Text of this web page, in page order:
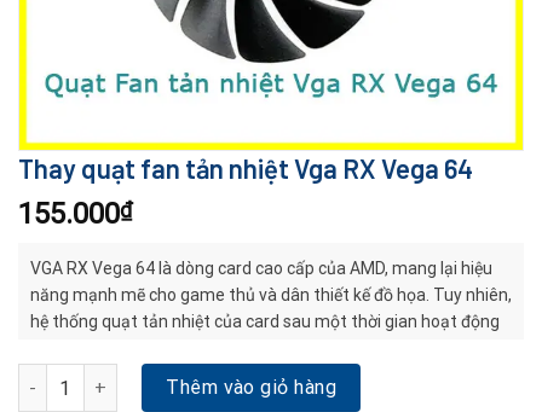
Thay quạt fan tản nhiệt Vga RX Vega 64
155.000₫
VGA RX Vega 64 là dòng card cao cấp của AMD, mang lại hiệu
năng mạnh mẽ cho game thủ và dân thiết kế đồ họa. Tuy nhiên,
hệ thống quạt tản nhiệt của card sau một thời gian hoạt động
mới sẽ giúp card duy trì hiệu suất tối đa. Hãy tìm đến địa chỉ sửa
card đồ họa Đà Nẵng để được kiểm tra và thay thế kịp thời.
Thay quạt fan tản nhiệt Vga RX Vega 64 số lượng
Thêm vào giỏ hàng